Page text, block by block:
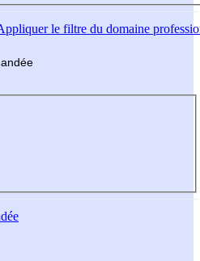
le filtre du domaine